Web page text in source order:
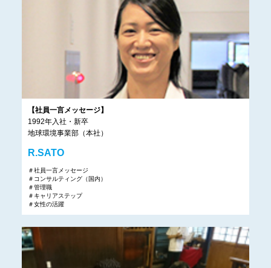
【社員一言メッセージ】
1992年入社・新卒
地球環境事業部（本社）
R.SATO
＃社員一言メッセージ
＃コンサルティング（国内）
＃管理職
＃キャリアステップ
＃女性の活躍